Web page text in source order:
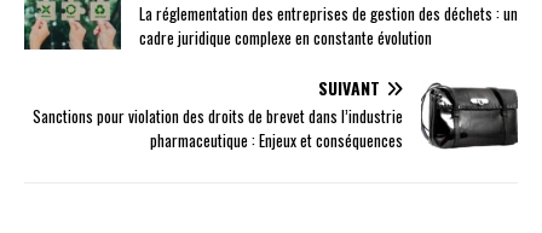
La réglementation des entreprises de gestion des déchets : un
cadre juridique complexe en constante évolution
SUIVANT
Sanctions pour violation des droits de brevet dans l’industrie
pharmaceutique : Enjeux et conséquences